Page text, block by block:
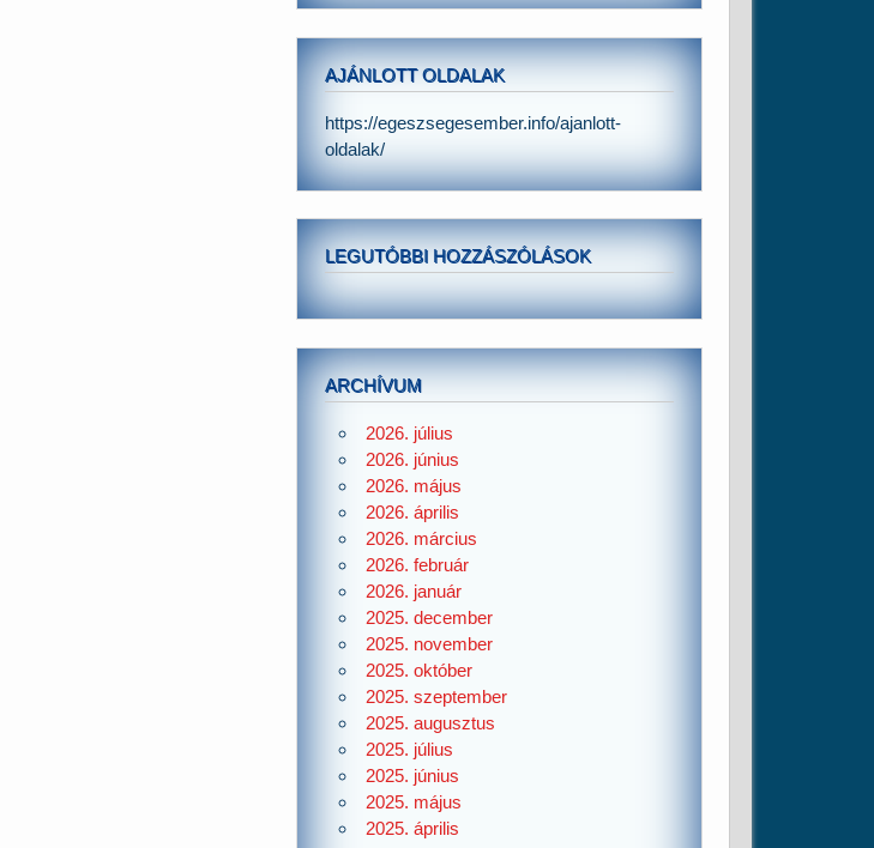
AJÁNLOTT OLDALAK
https://egeszsegesember.info/ajanlott-
oldalak/
LEGUTÓBBI HOZZÁSZÓLÁSOK
ARCHÍVUM
2026. július
2026. június
2026. május
2026. április
2026. március
2026. február
2026. január
2025. december
2025. november
2025. október
2025. szeptember
2025. augusztus
2025. július
2025. június
2025. május
2025. április